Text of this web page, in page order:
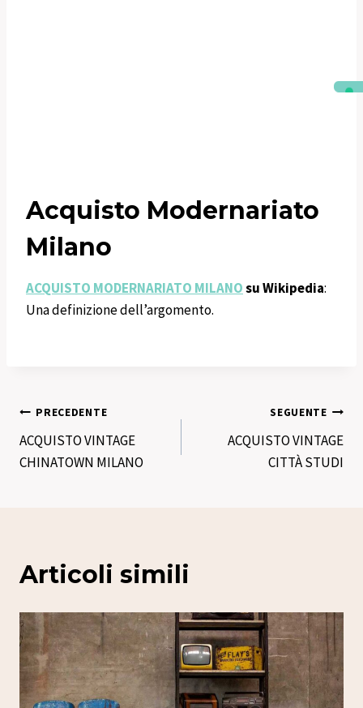
Acquisto Modernariato
Milano
ACQUISTO MODERNARIATO MILANOsu Wikipedia:
Una definizione dell’argomento.
Navigazione
articoli
PRECEDENTE
ACQUISTO VINTAGE
CHINATOWN MILANO
SEGUENTE
ACQUISTO VINTAGE
CITTÀ STUDI
Articoli simili